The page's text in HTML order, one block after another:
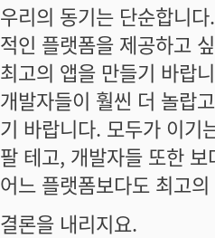
우리의 동기는 단순합니
적인 플랫폼을 제공하고
최고의 앱을 만들기 바랍
개발자들이 훨씬 더 놀랍
기 바랍니다. 모두가 이기
팔 테고, 개발자들 또한
어느 플랫폼보다도 최고
결론을 내리지요.